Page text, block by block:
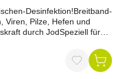
Desinfektion!Breitband-
Viren, Pilze, Hefen und
durch JodSpeziell für
zur
100 ppm